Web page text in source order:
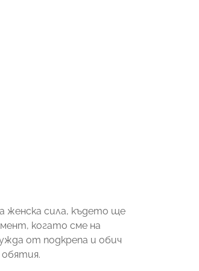
сила, където ще
когато сме на
от подкрепа и обич
обятия.